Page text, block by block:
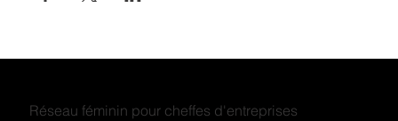
Réseau féminin pour cheffes d'entreprises